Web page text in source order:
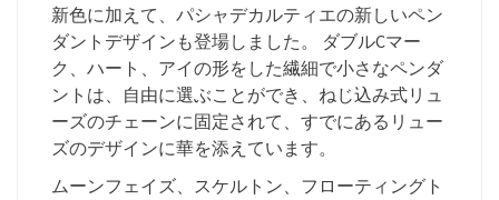
新色に加えて、パシャデカルティエの新しいペン
ダントデザインも登場しました。 ダブルCマー
ク、ハート、アイの形をした繊細で小さなペンダ
ントは、自由に選ぶことができ、ねじ込み式リュ
ーズのチェーンに固定されて、すでにあるリュー
ズのデザインに華を添えています。
ムーンフェイズ、スケルトン、フローティングト